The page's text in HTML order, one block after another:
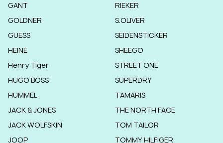
GANT
GOLDNER
GUESS
HEINE
Henry Tiger
HUGO BOSS
HUMMEL
JACK & JONES
JACK WOLFSKIN
JOOP
RIEKER
S.OLIVER
SEIDENSTICKER
SHEEGO
STREET ONE
SUPERDRY
TAMARIS
THE NORTH FACE
TOM TAILOR
TOMMY HILFIGER